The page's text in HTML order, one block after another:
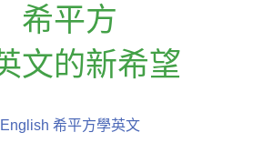
希平方
文的新希望
希平方學英文